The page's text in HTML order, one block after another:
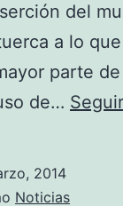
del
a lo
parte
de…
2014
Noticias